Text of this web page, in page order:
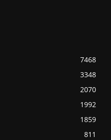
7468
3348
2070
1992
1859
811